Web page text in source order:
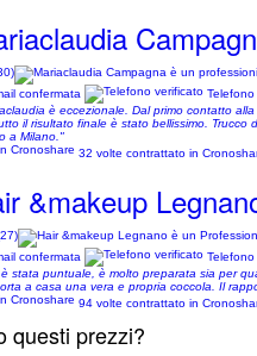
confermata
è eccezionale. Dal primo contatto
il risultato finale è stato bellissimo.
a Milano."
32 volte contrattato in
&makeup
confermata
stata puntuale, è molto preparata sia per
a casa una vera e propria coccola. Il
94 volte contrattato in
questi prezzi?